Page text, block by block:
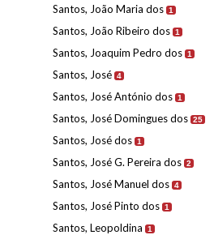
Santos, João Maria dos 1
Santos, João Ribeiro dos 1
Santos, Joaquim Pedro dos 1
Santos, José 4
Santos, José António dos 1
Santos, José Domingues dos 25
Santos, José dos 1
Santos, José G. Pereira dos 2
Santos, José Manuel dos 4
Santos, José Pinto dos 1
Santos, Leopoldina 1